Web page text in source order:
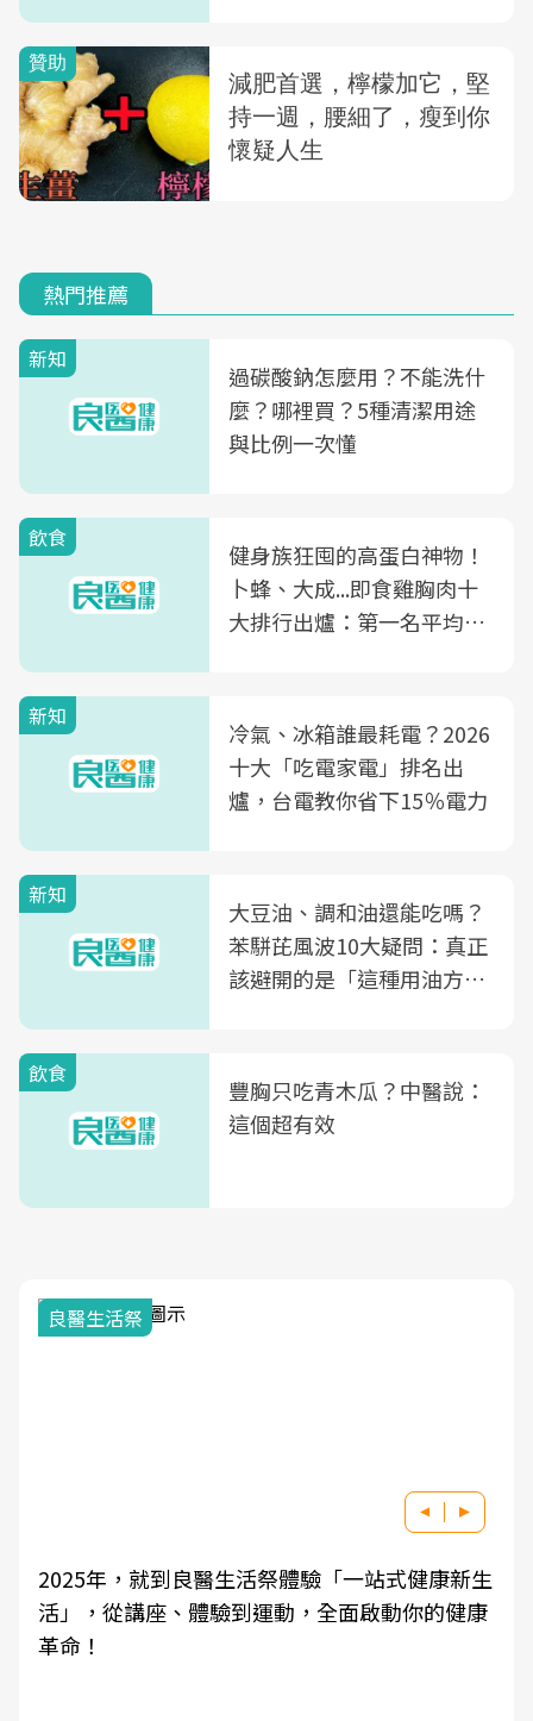
熱門推薦
新知
過碳酸鈉怎麼用？不能洗什
麼？哪裡買？5種清潔用途
與比例一次懂
飲食
健身族狂囤的高蛋白神物！
卜蜂、大成...即食雞胸肉十
大排行出爐：第一名平均一
新知
冷氣、冰箱誰最耗電？2026
十大「吃電家電」排名出
爐，台電教你省下15％電力
新知
大豆油、調和油還能吃嗎？
苯駢芘風波10大疑問：真正
該避開的是「這種用油方
飲食
豐胸只吃青木瓜？中醫說：
這個超有效
我與健康韌性的距離
良醫健康網從「換季的身體變化」出發，透過醫
學觀點與日常感受的對話，建立對亞健康的認
知，進而引導實際的改善行動。